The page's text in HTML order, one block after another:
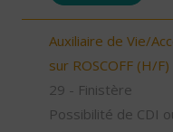
Auxiliaire de Vie/
sur ROSCOFF (H/F)
29 - Finistère
Possibilité de CDI